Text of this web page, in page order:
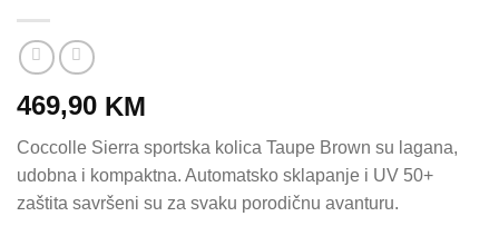
469,90 KM
Coccolle Sierra sportska kolica Taupe Brown su lagana,
udobna i kompaktna. Automatsko sklapanje i UV 50+
zaštita savršeni su za svaku porodičnu avanturu.